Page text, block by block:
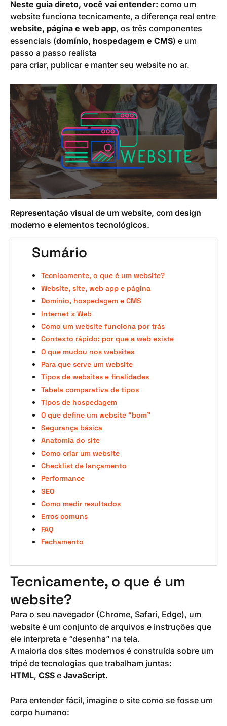
Neste guia direto, você vai entender: como um
website funciona tecnicamente, a diferença real entre
website, página e web app, os três componentes
essenciais (domínio, hospedagem e CMS) e um
passo a passo realista
para criar, publicar e manter seu website no ar.
Representação visual de um website, com design
moderno e elementos tecnológicos.
Sumário
Tecnicamente, o que é um website?
Website, site, web app e página
Domínio, hospedagem e CMS
Internet x Web
Como um website funciona por trás
Contexto rápido: por que a web existe
O que mudou nos websites
Para que serve um website
Tipos de websites e finalidades
Tabela comparativa de tipos
Tipos de hospedagem
O que define um website “bom”
Segurança básica
Anatomia do site
Como criar um website
Checklist de lançamento
Performance
SEO
Como medir resultados
Erros comuns
FAQ
Fechamento
Tecnicamente, o que é um
website?
Para o seu navegador (Chrome, Safari, Edge), um
website é um conjunto de arquivos e instruções que
ele interpreta e “desenha” na tela.
A maioria dos sites modernos é construída sobre um
tripé de tecnologias que trabalham juntas:
HTML, CSS e JavaScript.
Para entender fácil, imagine o site como se fosse um
corpo humano: